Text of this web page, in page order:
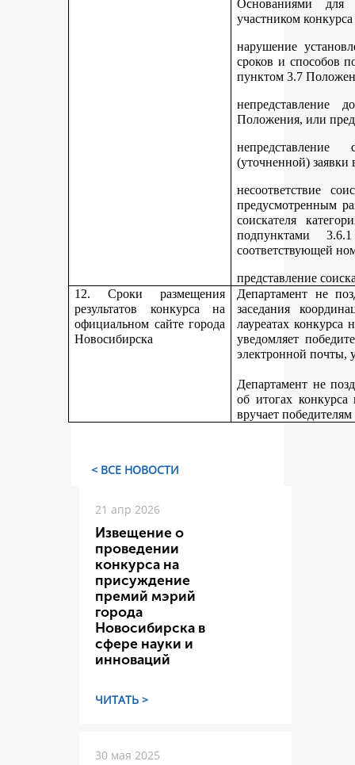
Основаниями для
участником
нарушение
сроков и способов
пунктом 3.7
непредставление
Положения, или
непредставление
(уточненной) заявки
несоответствие
предусмотренным
соискателя
подпунктами 3.6.1
соответствующей
представление
12. Сроки размещения
результатов конкурса на
официальном сайте города
Новосибирска
Департамент не
заседания
лауреатах
уведомляет
электронной почты,
Департамент не
об итогах
вручает
< ВСЕ НОВОСТИ
21 апр 2026
Извещение о
проведении
конкурса на
присуждение
премий мэрий
города
Новосибирска в
сфере науки и
инноваций
ЧИТАТЬ >
30 мая 2025